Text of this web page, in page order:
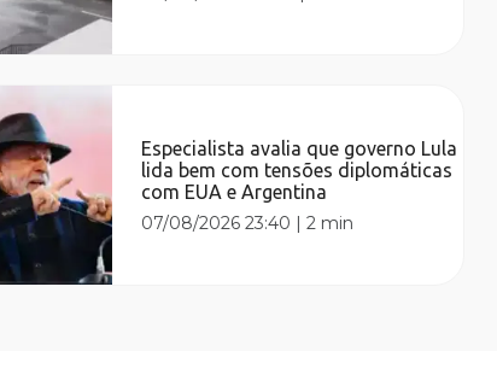
Especialista avalia que governo Lula
lida bem com tensões diplomáticas
com EUA e Argentina
07/08/2026 23:40 |2 min